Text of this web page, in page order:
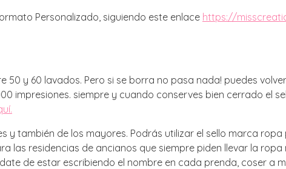
Personalizado, siguiendo este enlace https://
y 60 lavados. Pero si se borra no pasa nada! puedes
impresiones. siempre y cuando conserves bien cerrado el
y también de los mayores. Podrás utilizar el sello marca
las residencias de ancianos que siempre piden llevar la
de estar escribiendo el nombre en cada prenda, coser a